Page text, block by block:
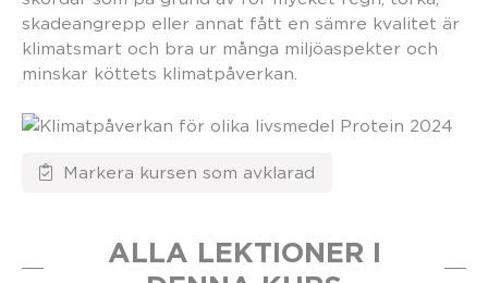
skadeangrepp eller annat fått en sämre kvalitet är
klimatsmart och bra ur många miljöaspekter och
minskar köttets klimatpåverkan.
ALLA LEKTIONER I